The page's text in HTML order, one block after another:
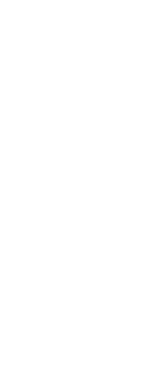
обмен этого товара в
Обратная
и возврате